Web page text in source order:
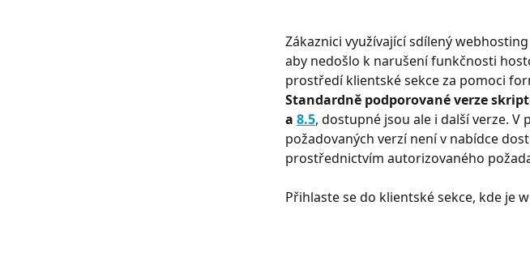
Zákaznici využívající sdílený webhosting
aby nedošlo k narušení funkčnosti
prostředí klientské sekce za pomoci
Standardně podporované verze
a 8.5, dostupné jsou ale i další verze. V
požadovaných verzí není v nabídce
prostřednictvím autorizovaného
Přihlaste se do klientské sekce, kde je